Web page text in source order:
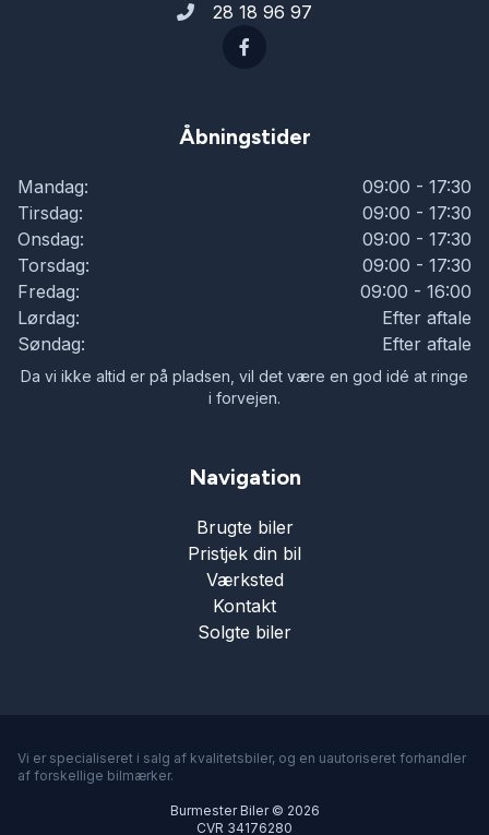
28 18 96 97
Åbningstider
Mandag:
09:00 - 17:30
Tirsdag:
09:00 - 17:30
Onsdag:
09:00 - 17:30
Torsdag:
09:00 - 17:30
Fredag:
09:00 - 16:00
Lørdag:
Efter aftale
Søndag:
Efter aftale
Da vi ikke altid er på pladsen, vil det være en god idé at ringe
i forvejen.
Navigation
Brugte biler
Pristjek din bil
Værksted
Kontakt
Solgte biler
Vi er specialiseret i salg af kvalitetsbiler, og en uautoriseret forhandler
af forskellige bilmærker.
Burmester Biler © 2026
CVR 34176280